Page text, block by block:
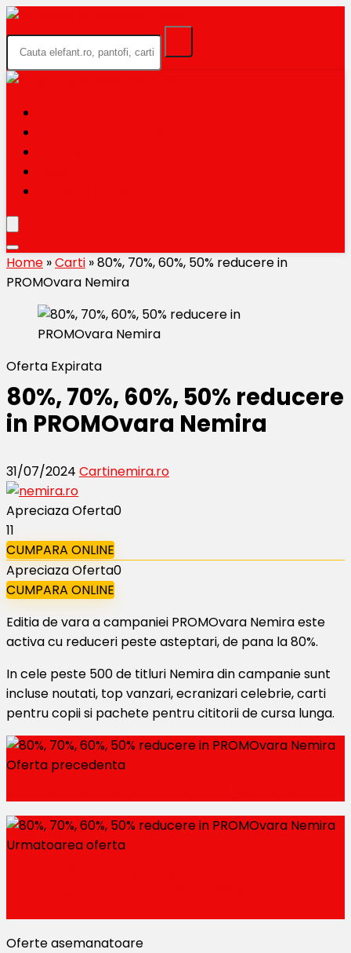
Home »Carti »80%, 70%, 60%, 50% reducere in
PROMOvara Nemira
Oferta Expirata
80%, 70%, 60%, 50% reducere
in PROMOvara Nemira
31/07/2024 Cartinemira.ro
Apreciaza Oferta0
11
CUMPARA ONLINE
Apreciaza Oferta0
CUMPARA ONLINE
Editia de vara a campaniei PROMOvara Nemira este
activa cu reduceri peste asteptari, de pana la 80%.
In cele peste 500 de titluri Nemira din campanie sunt
incluse noutati, top vanzari, ecranizari celebrie, carti
pentru copii si pachete pentru cititorii de cursa lunga.
Oferta precedenta
Urmatoarea oferta
Oferte asemanatoare